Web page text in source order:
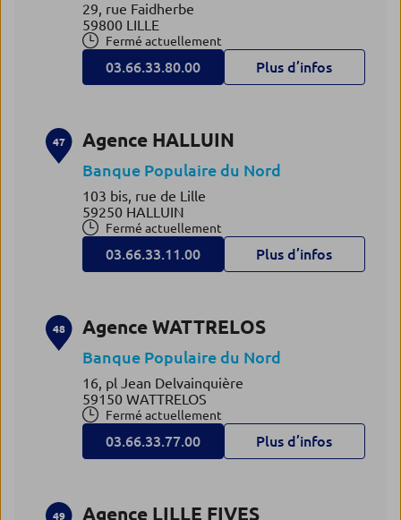
29, rue Faidherbe
59800 LILLE
Fermé actuellement
03.66.33.80.00 Plus d’infos
47 Agence HALLUIN
Banque Populaire du Nord
103 bis, rue de Lille
59250 HALLUIN
Fermé actuellement
03.66.33.11.00 Plus d’infos
48 Agence WATTRELOS
Banque Populaire du Nord
16, pl Jean Delvainquière
59150 WATTRELOS
Fermé actuellement
03.66.33.77.00 Plus d’infos
49 Agence LILLE FIVES